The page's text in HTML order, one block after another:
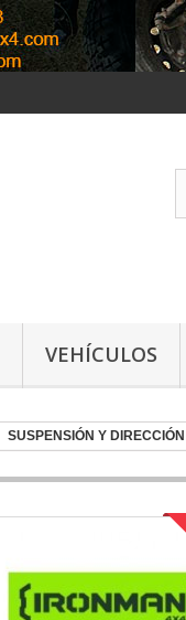
VEHÍCULOS
SUSPENSIÓN Y DIRECCIÓN